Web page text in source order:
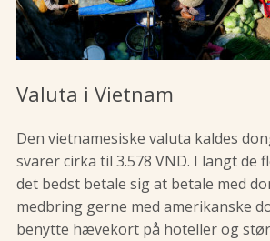
Valuta i Vietnam
Den vietnamesiske valuta kaldes
svarer cirka til 3.578 VND. I langt de
det bedst betale sig at betale med
medbring gerne med amerikanske
benytte hævekort på hoteller og